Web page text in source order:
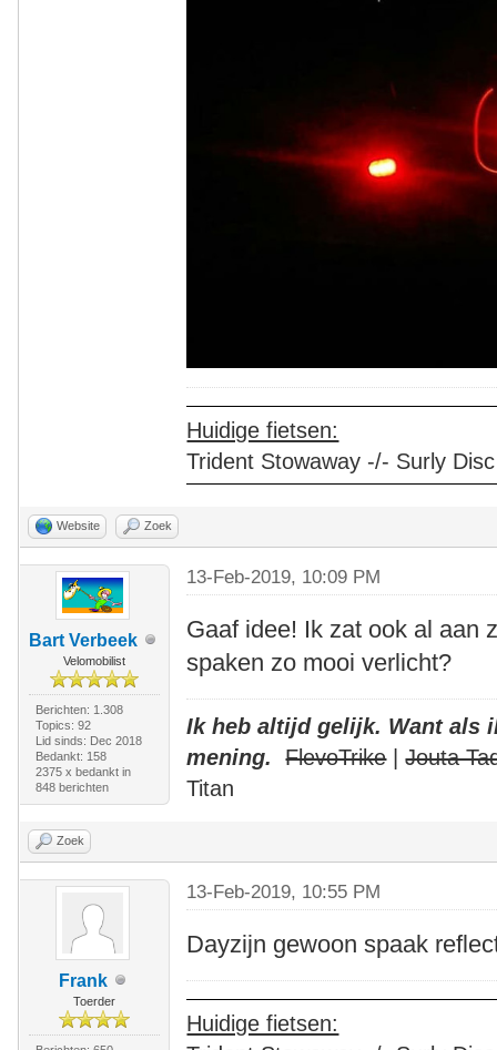
Huidige fietsen:
Trident Stowaway -/- Surly
Website Zoek
Bart Verbeek
Velomobilist
Berichten: 1.308
Topics: 92
Lid sinds: Dec 2018
Bedankt: 158
2375 x bedankt in
848 berichten
13-Feb-2019, 10:09 PM
Gaaf idee! Ik zat ook al aan
spaken zo mooi verlicht?
Ik heb altijd gelijk. Want als
mening.
FlevoTrike|Jouta
Titan
Zoek
Frank
Toerder
13-Feb-2019, 10:55 PM
Dayzijn gewoon spaak
Huidige fietsen: